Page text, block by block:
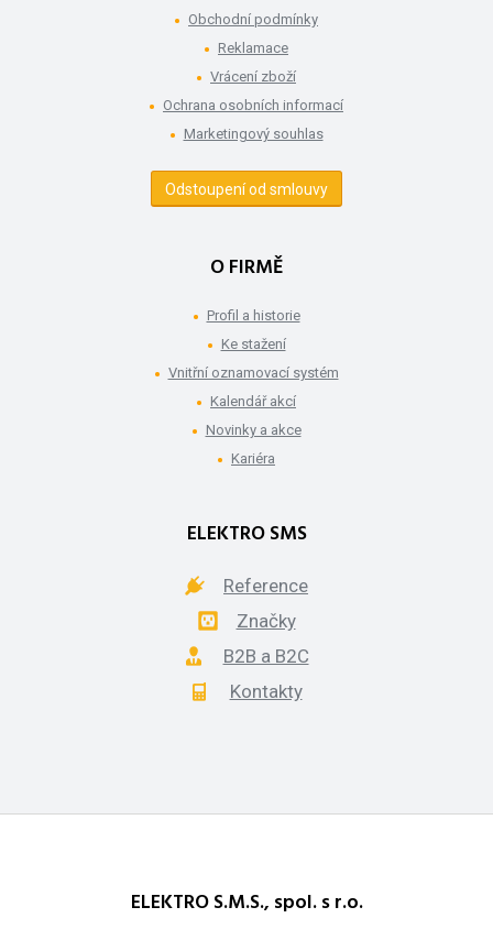
Obchodní podmínky
Reklamace
Vrácení zboží
Ochrana osobních informací
Marketingový souhlas
Odstoupení od smlouvy
O FIRMĚ
Profil a historie
Ke stažení
Vnitřní oznamovací systém
Kalendář akcí
Novinky a akce
Kariéra
ELEKTRO SMS
Reference
Značky
B2B a B2C
Kontakty
ELEKTRO S.M.S., spol. s r.o.